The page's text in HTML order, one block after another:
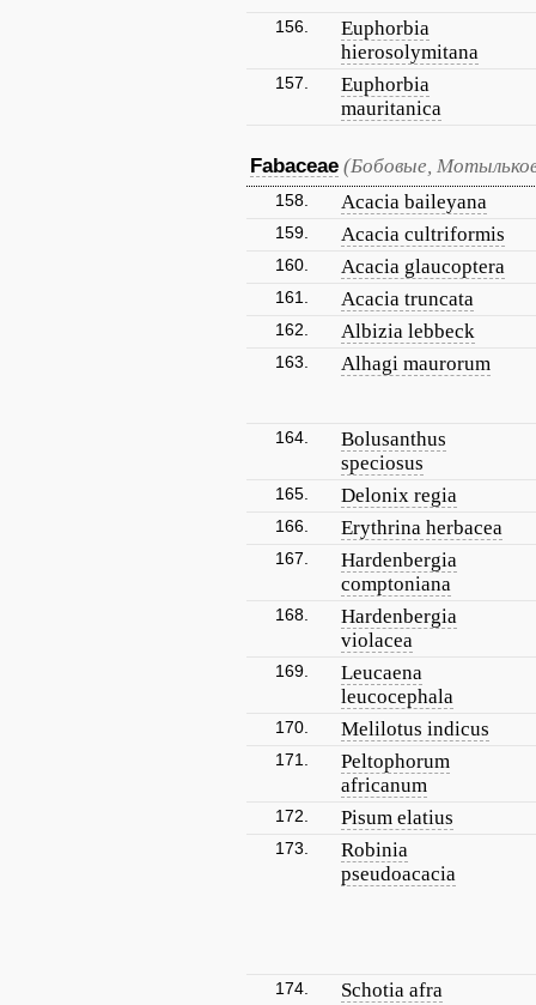
156.
Euphorbia
hierosolymitana
157.
Euphorbia
mauritanica
Fabaceae (Бобовые,
158. Acacia baileyana
159. Acacia cultriformis
160. Acacia glaucoptera
161. Acacia truncata
162. Albizia lebbeck
163. Alhagi maurorum
164.
Bolusanthus
speciosus
165. Delonix regia
166. Erythrina herbacea
167.
Hardenbergia
comptoniana
168.
Hardenbergia
violacea
169.
Leucaena
leucocephala
170. Melilotus indicus
171.
Peltophorum
africanum
172. Pisum elatius
173.
Robinia
pseudoacacia
174. Schotia afra